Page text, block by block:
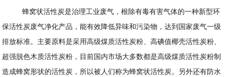
蜂窝状活性炭是治理工业废气，根除有毒有害气体的一种新型环
保活性炭废气净化产品，能有效降低异味和污染物，达到国家废气一级
排放标准。主要原料是采用高级煤质活性炭粉、高碘值椰壳活性炭粉、
超强脱色木质活性炭粉，目前国内市场大多数都是高级煤质活性炭粉制
造成蜂窝形状的活性炭，所以被人们称为蜂窝状活性炭。另外还有防水